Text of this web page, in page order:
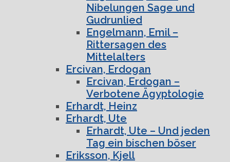
Nibelungen Sage und
Gudrunlied
Engelmann, Emil –
Rittersagen des
Mittelalters
Ercivan, Erdogan
Ercivan, Erdogan –
Verbotene Ägyptologie
Erhardt, Heinz
Erhardt, Ute
Erhardt, Ute – Und jeden
Tag ein bischen böser
Eriksson, Kjell